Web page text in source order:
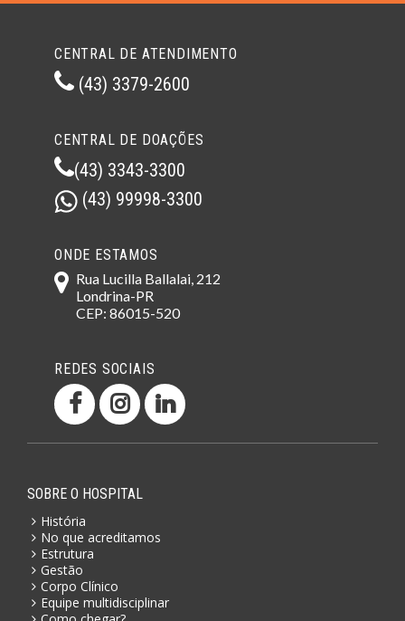
CENTRAL DE ATENDIMENTO
(43) 3379-2600
CENTRAL DE DOAÇÕES
(43) 3343-3300
(43) 99998-3300
ONDE ESTAMOS
Rua Lucilla Ballalai, 212
Londrina-PR
CEP: 86015-520
REDES SOCIAIS
SOBRE O HOSPITAL
História
No que acreditamos
Estrutura
Gestão
Corpo Clínico
Equipe multidisciplinar